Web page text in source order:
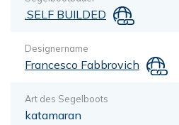
.SELF BUILDED
Designername
Francesco Fabbrovich
Art des Segelboots
katamaran